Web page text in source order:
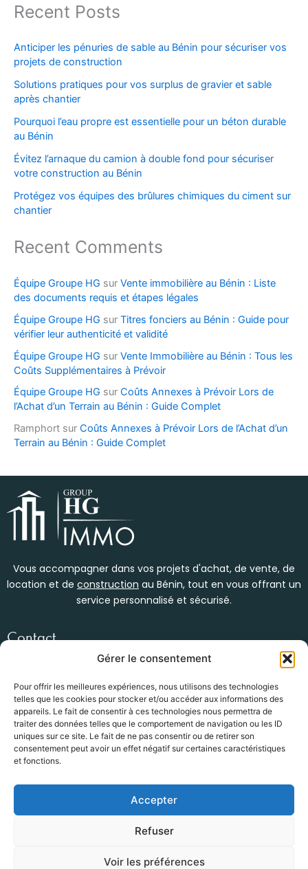
Gérer le consentement
Pour offrir les meilleures expériences, nous utilisons des technologies
telles que les cookies pour stocker et/ou accéder aux informations des
appareils. Le fait de consentir à ces technologies nous permettra de
traiter des données telles que le comportement de navigation ou les ID
uniques sur ce site. Le fait de ne pas consentir ou de retirer son
consentement peut avoir un effet négatif sur certaines caractéristiques
et fonctions.
Accepter
Refuser
Voir les préférences
Recent Posts
Anticiper les pénuries de sable au Bénin pour sécuriser vos
projets de construction
Solutions pratiques pour vos surplus de gravier et sable
après chantier
Pourquoi l’eau propre est essentielle pour un béton durable
au Bénin
Évitez l’arnaque du camion à double fond pour sécuriser
votre construction au Bénin
Protégez vos équipes des brûlures chimiques du ciment sur
chantier
Recent Comments
Équipe Groupe HG sur Vente immobilière au Bénin : Liste
des documents requis et étapes légales
Équipe Groupe HG sur Titres fonciers au Bénin : Guide pour
vérifier leur authenticité et validité
Équipe Groupe HG sur Vente Immobilière au Bénin : Tous les
Coûts Supplémentaires à Prévoir
Équipe Groupe HG sur Coûts Annexes à Prévoir Lors de
l’Achat d’un Terrain au Bénin : Guide Complet
Ramphort sur Coûts Annexes à Prévoir Lors de l’Achat d’un
Terrain au Bénin : Guide Complet
Vous accompagner dans vos projets d'achat, de vente, de
location et de construction au Bénin, tout en vous offrant un
service personnalisé et sécurisé.
Contact
Womey, en face du bar kébao
info@groupe-hg.com
Nos services
Location Immobilière
Vente / Achat
BTP
Newsletter